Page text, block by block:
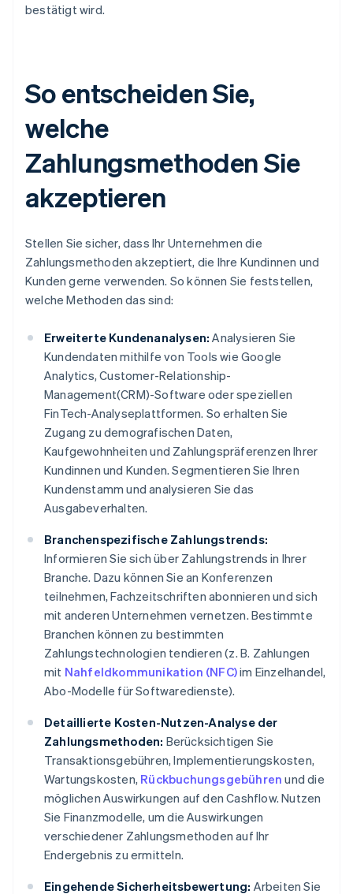
bestätigt wird.
So entscheiden Sie,
welche
Zahlungsmethoden Sie
akzeptieren
Stellen Sie sicher, dass Ihr Unternehmen die
Zahlungsmethoden akzeptiert, die Ihre Kundinnen und
Kunden gerne verwenden. So können Sie feststellen,
welche Methoden das sind:
Erweiterte Kundenanalysen: Analysieren Sie
Kundendaten mithilfe von Tools wie Google
Analytics, Customer-Relationship-
Management(CRM)-Software oder speziellen
FinTech-Analyseplattformen. So erhalten Sie
Zugang zu demografischen Daten,
Kaufgewohnheiten und Zahlungspräferenzen Ihrer
Kundinnen und Kunden. Segmentieren Sie Ihren
Kundenstamm und analysieren Sie das
Ausgabeverhalten.
Branchenspezifische Zahlungstrends:
Informieren Sie sich über Zahlungstrends in Ihrer
Branche. Dazu können Sie an Konferenzen
teilnehmen, Fachzeitschriften abonnieren und sich
mit anderen Unternehmen vernetzen. Bestimmte
Branchen können zu bestimmten
Zahlungstechnologien tendieren (z. B. Zahlungen
mit Nahfeldkommunikation (NFC)im Einzelhandel,
Abo-Modelle für Softwaredienste).
Detaillierte Kosten-Nutzen-Analyse der
Zahlungsmethoden: Berücksichtigen Sie
Transaktionsgebühren, Implementierungskosten,
Wartungskosten, Rückbuchungsgebühren und die
möglichen Auswirkungen auf den Cashflow. Nutzen
Sie Finanzmodelle, um die Auswirkungen
verschiedener Zahlungsmethoden auf Ihr
Endergebnis zu ermitteln.
Eingehende Sicherheitsbewertung: Arbeiten Sie